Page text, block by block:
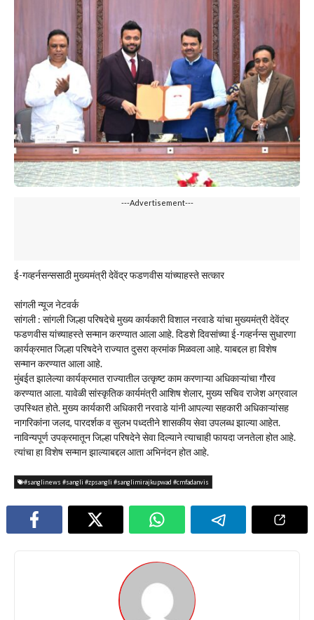
---Advertisement---
ई-गव्हर्नसन्ससाठी मुख्यमंत्री देवेंद्र फडणवीस यांच्याहस्ते सत्कार
सांगली न्यूज नेटवर्क
सांगली : सांगली जिल्हा परिषदेचे मुख्य कार्यकारी विशाल नरवाडे यांचा मुख्यमंत्री देवेंद्र
फडणवीस यांच्याहस्ते सन्मान करण्यात आला आहे. दिडशे दिवसांच्या ई-गव्हर्नन्स सुधारणा
कार्यक्रमात जिल्हा परिषदेने राज्यात दुसरा क्रमांक मिळवला आहे. याबद्दल हा विशेष
सन्मान करण्यात आला आहे.
मुंबईत झालेल्या कार्यक्रमात राज्यातील उत्कृष्ट काम करणाऱ्या अधिकाऱ्यांचा गौरव
करण्यात आला. यावेळी सांस्कृतिक कार्यमंत्री आशिष शेलार, मुख्य सचिव राजेश अग्रवाल
उपस्थित होते. मुख्य कार्यकारी अधिकारी नरवाडे यांनी आपल्या सहकारी अधिकाऱ्यांसह
नागरिकांना जलद, पारदर्शक व सुलभ पध्दतीने शासकीय सेवा उपलब्ध झाल्या आहेत.
नाविन्यपूर्ण उपक्रमातून जिल्हा परिषदेने सेवा दिल्याने त्याचाही फायदा जनतेला होत आहे.
त्यांचा हा विशेष सन्मान झाल्याबद्दल आता अभिनंदन होत आहे.
#sanglinews #sangli #zpsangli #sanglimirajkupwad #cmfadanvis